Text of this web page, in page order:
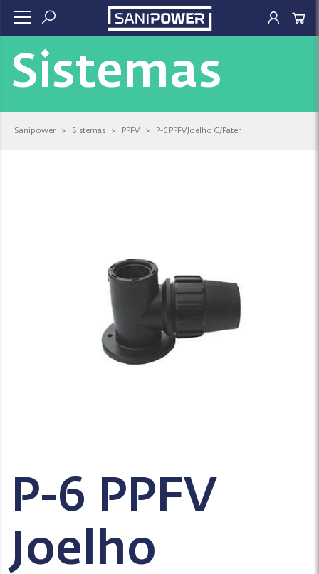
Sistemas
Sanipower > Sistemas > PPFV > P-6 PPFV Joelho C/Pater
P-6 PPFV
Joelho